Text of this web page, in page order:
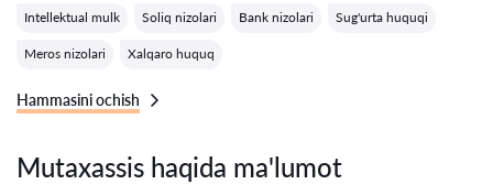
Intellektual mulk Soliq nizolari Bank nizolari Sug'urta huquqi
Meros nizolari Xalqaro huquq
Hammasini ochish
Mutaxassis haqida ma'lumot